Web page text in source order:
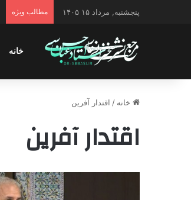
پنجشنبه, مرداد ۱۵ ۱۴۰۵ مطالب ویژه
خانه
خانه / اقتدار آفرین
اقتدار آفرین